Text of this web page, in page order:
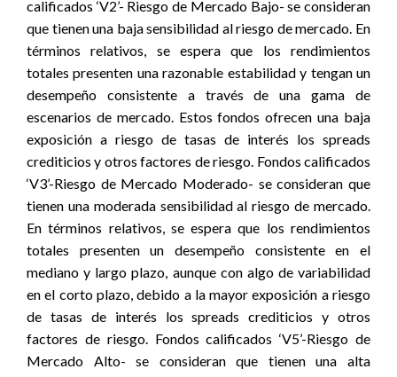
calificados ‘V2’- Riesgo de Mercado Bajo- se consideran
que tienen una baja sensibilidad al riesgo de mercado. En
términos relativos, se espera que los rendimientos
totales presenten una razonable estabilidad y tengan un
desempeño consistente a través de una gama de
escenarios de mercado. Estos fondos ofrecen una baja
exposición a riesgo de tasas de interés los spreads
crediticios y otros factores de riesgo. Fondos calificados
‘V3’-Riesgo de Mercado Moderado- se consideran que
tienen una moderada sensibilidad al riesgo de mercado.
En términos relativos, se espera que los rendimientos
totales presenten un desempeño consistente en el
mediano y largo plazo, aunque con algo de variabilidad
en el corto plazo, debido a la mayor exposición a riesgo
de tasas de interés los spreads crediticios y otros
factores de riesgo. Fondos calificados ‘V5’-Riesgo de
Mercado Alto- se consideran que tienen una alta